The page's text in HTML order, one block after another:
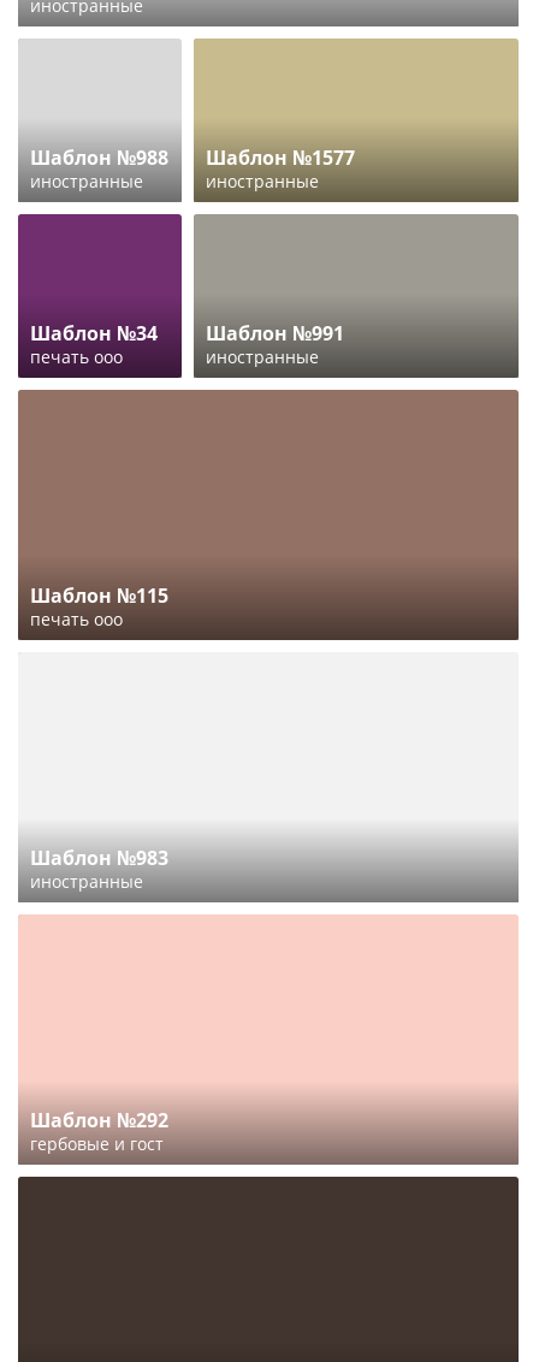
иностранные
Шаблон №988
иностранные
Шаблон №1577
иностранные
Шаблон №34
печать ооо
Шаблон №991
иностранные
Шаблон №115
печать ооо
Шаблон №983
иностранные
Шаблон №292
гербовые и гост